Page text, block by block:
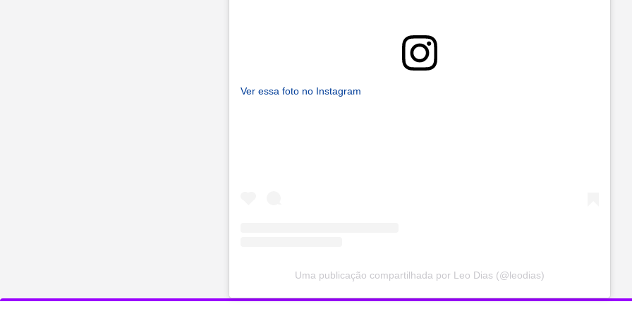
Ver essa foto no Instagram
Uma publicação compartilhada por Leo Dias (@leodias)